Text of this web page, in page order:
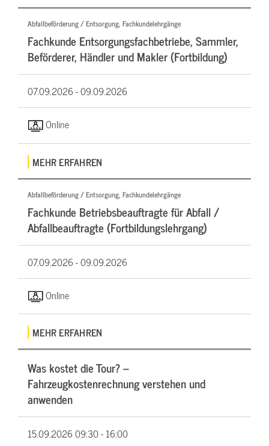
Abfallbeförderung / Entsorgung, Fachkundelehrgänge
Fachkunde Entsorgungsfachbetriebe, Sammler,
Beförderer, Händler und Makler (Fortbildung)
07.09.2026 -09.09.2026
Online
MEHR ERFAHREN
Abfallbeförderung / Entsorgung, Fachkundelehrgänge
Fachkunde Betriebsbeauftragte für Abfall /
Abfallbeauftragte (Fortbildungslehrgang)
07.09.2026 -09.09.2026
Online
MEHR ERFAHREN
Was kostet die Tour? –
Fahrzeugkostenrechnung verstehen und
anwenden
15.09.202609:30 - 16:00